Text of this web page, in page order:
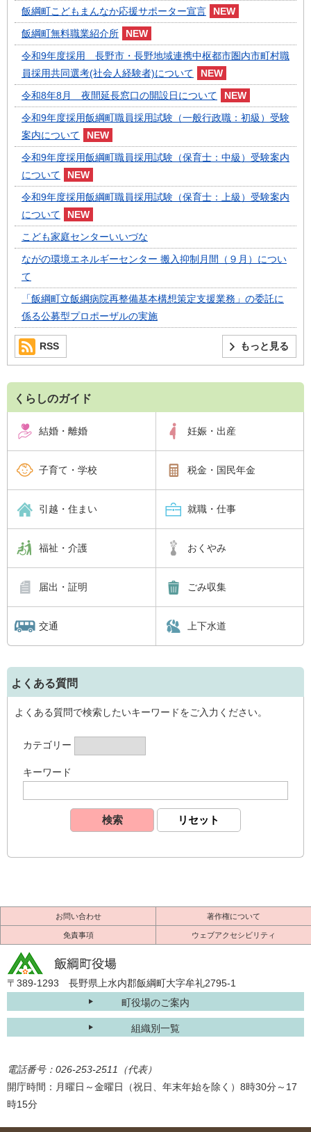
飯綱町こどもまんなか応援サポーター宣言
飯綱町無料職業紹介所
令和9年度採用 長野市・長野地域連携中枢都市圏内市町村職
員採用共同選考(社会人経験者)について
令和8年8月 夜間延長窓口の開設日について
令和9年度採用飯綱町職員採用試験（一般行政職：初級）受験
案内について
令和9年度採用飯綱町職員採用試験（保育士：中級）受験案内
について
令和9年度採用飯綱町職員採用試験（保育士：上級）受験案内
について
こども家庭センターいいづな
ながの環境エネルギーセンター 搬入抑制月間（９月）につい
て
「飯綱町立飯綱病院再整備基本構想策定支援業務」の委託に
係る公募型プロポーザルの実施
もっと見る
RSS
くらしのガイド
結婚・離婚 妊娠・出産
子育て・学校 税金・国民年金
引越・住まい 就職・仕事
福祉・介護 おくやみ
届出・証明 ごみ収集
交通 上下水道
よくある質問
よくある質問で検索したいキーワードをご入力ください。
カテゴリー
キーワード
お問い合わせ 著作権について
免責事項 ウェブアクセシビリティ
〒389-1293 長野県上水内郡飯綱町大字牟礼2795-1
町役場のご案内
組織別一覧
電話番号：026-253-2511（代表）
開庁時間：月曜日～金曜日（祝日、年末年始を除く）8時30分～17
時15分